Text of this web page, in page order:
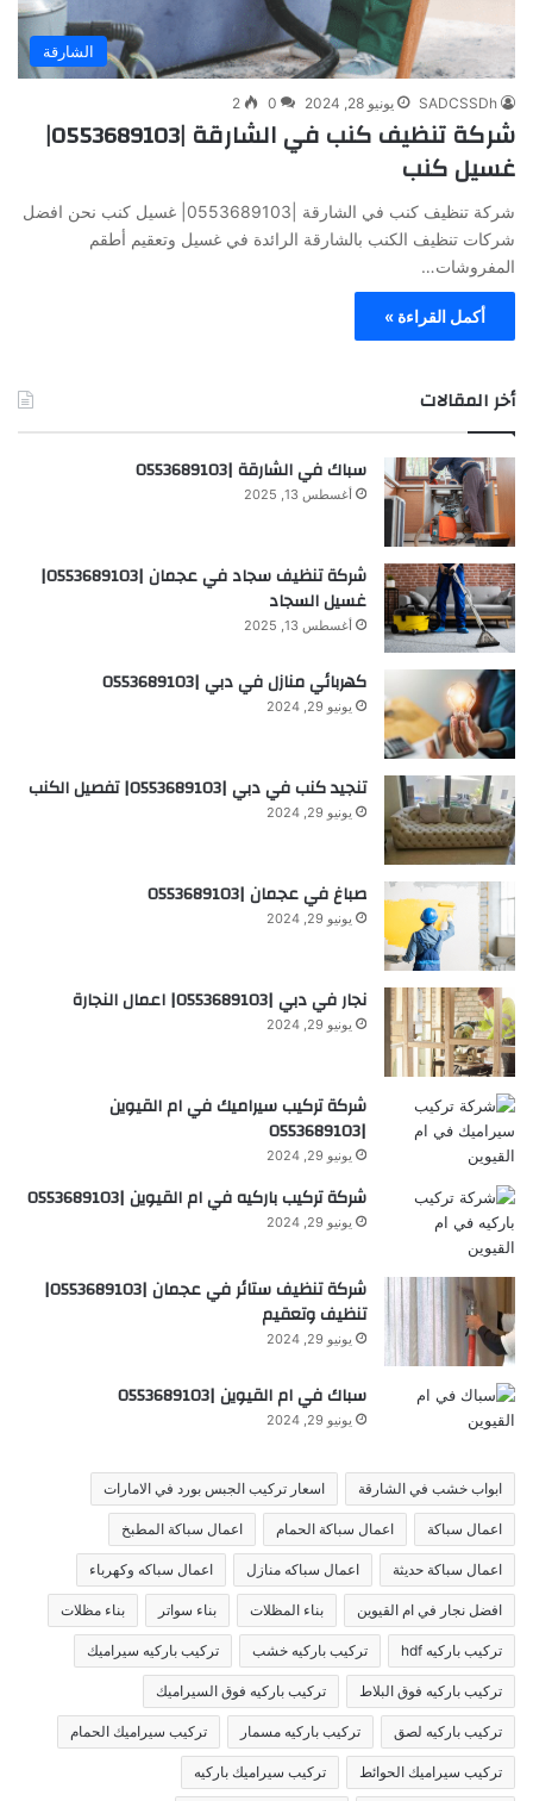
الشارقة
SADCSSDh يونيو 28, 2024 0
2
شركة تنظيف كنب في الشارقة |0553689103|
غسيل كنب
شركة تنظيف كنب في الشارقة |0553689103| غسيل كنب نحن افضل
شركات تنظيف الكنب بالشارقة الرائدة في غسيل وتعقيم أطقم
المفروشات…
أكمل القراءة »
أخر المقالات
سباك في الشارقة |0553689103
أغسطس 13, 2025
شركة تنظيف سجاد في عجمان |0553689103|
غسيل السجاد
أغسطس 13, 2025
كهربائي منازل في دبي |0553689103
يونيو 29, 2024
تنجيد كنب في دبي |0553689103| تفصيل الكنب
يونيو 29, 2024
صباغ في عجمان |0553689103
يونيو 29, 2024
نجار في دبي |0553689103| اعمال النجارة
يونيو 29, 2024
شركة تركيب سيراميك في ام القيوين
|0553689103
يونيو 29, 2024
شركة تركيب باركيه في ام القيوين |0553689103
يونيو 29, 2024
شركة تنظيف ستائر في عجمان |0553689103|
تنظيف وتعقيم
يونيو 29, 2024
سباك في ام القيوين |0553689103
يونيو 29, 2024
ابواب خشب في الشارقة اسعار تركيب الجبس بورد في الامارات
اعمال سباكة اعمال سباكة الحمام اعمال سباكة المطبخ
اعمال سباكة حديثة اعمال سباكه منازل اعمال سباكه وكهرباء
افضل نجار في ام القيوين بناء المظلات بناء سواتر بناء مظلات
تركيب باركيه hdf تركيب باركيه خشب تركيب باركيه سيراميك
تركيب باركيه فوق البلاط تركيب باركيه فوق السيراميك
تركيب باركيه لصق تركيب باركيه مسمار تركيب سيراميك الحمام
تركيب سيراميك الحوائط تركيب سيراميك باركيه